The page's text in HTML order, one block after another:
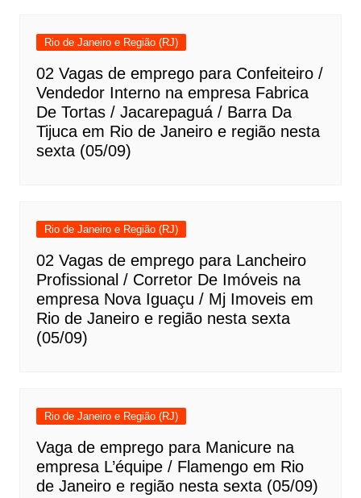
Rio de Janeiro e Região (RJ)
02 Vagas de emprego para Confeiteiro /
Vendedor Interno na empresa Fabrica
De Tortas / Jacarepaguá / Barra Da
Tijuca em Rio de Janeiro e região nesta
sexta (05/09)
Rio de Janeiro e Região (RJ)
02 Vagas de emprego para Lancheiro
Profissional / Corretor De Imóveis na
empresa Nova Iguaçu / Mj Imoveis em
Rio de Janeiro e região nesta sexta
(05/09)
Rio de Janeiro e Região (RJ)
Vaga de emprego para Manicure na
empresa L’équipe / Flamengo em Rio
de Janeiro e região nesta sexta (05/09)